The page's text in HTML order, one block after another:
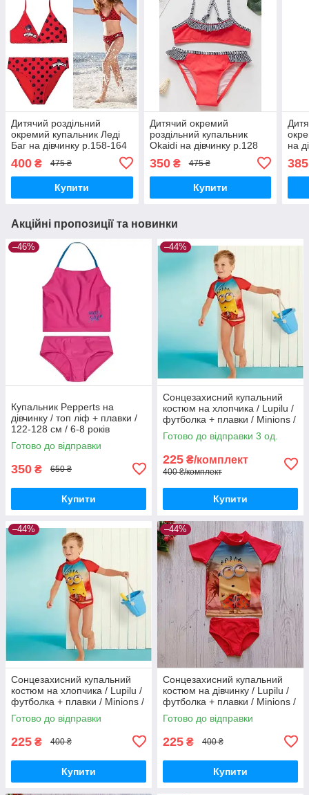
Дитячий роздільний
окремий купальник Леді
Баг на дівчинку р.158-164
400 ₴ 475 ₴
Купити
Дитячий окремий
роздільний купальник
Okaidi на дівчинку р.128
350₴ 475 ₴
Купити
на
385
Акційні пропозиції та новинки
–46%
Купальник Pepperts на
дівчинку / топ ліф + плавки /
122-128 см / 6-8 років
Готово до відправки
350 ₴ 650 ₴
Купити
–44%
Сонцезахисний купальний
костюм на хлопчика / Lupilu /
футболка + плавки / Minions /
р.74-80 – 6-12 місяців
Готово до відправки 3 од.
225 ₴/комплект
400 ₴/комплект
Купити
–44%
Сонцезахисний купальний
костюм на хлопчика / Lupilu /
футболка + плавки / Minions /
р.86-92, 12-24 місяців
Готово до відправки
225 ₴ 400 ₴
Купити
–44%
Сонцезахисний купальний
костюм на дівчинку / Lupilu /
футболка + плавки / Minions /
р.86-92, 12-24 місяців
Готово до відправки
225 ₴ 400 ₴
Купити